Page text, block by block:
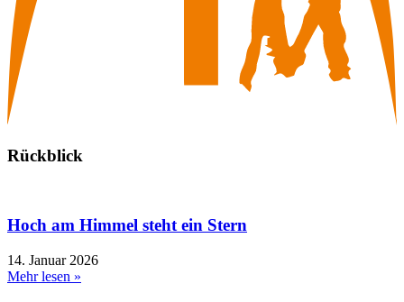
Rückblick
Hoch am Himmel steht ein Stern
14. Januar 2026
Mehr lesen »